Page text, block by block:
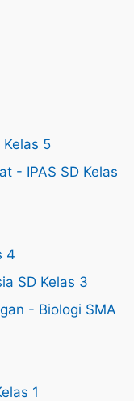
5
- IPAS SD Kelas
4
SD Kelas 3
- Biologi SMA
1